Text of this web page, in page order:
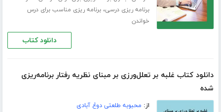
برنامه ریزی درسی،برنامه ریزی مناسب برای درس
خواندن
دانلود کتاب
دانلود کتاب غلبه بر تعلل‌ورزی بر مبنای نظریه رفتار برنامه‌ریزی
شده
از: محبوبه طلعتی دوغ آبادی